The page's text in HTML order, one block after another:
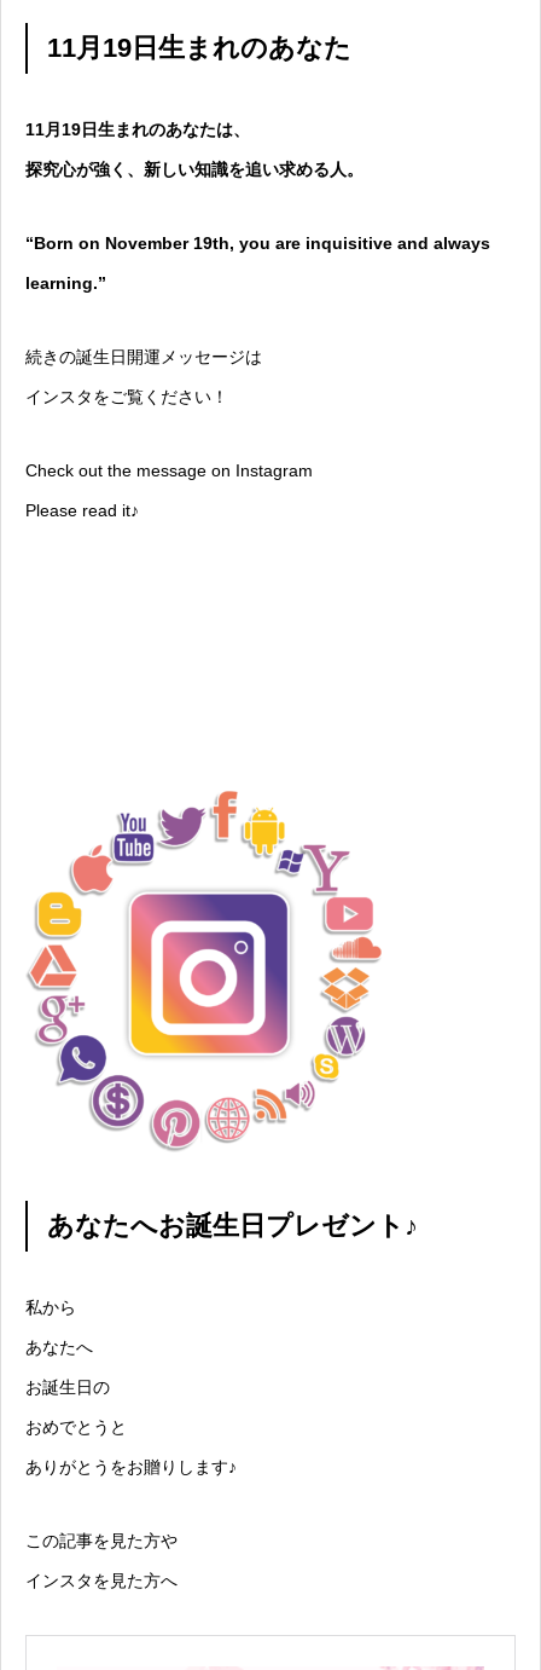
11月19日生まれのあなた
11月19日生まれのあなたは、
探究心が強く、新しい知識を追い求める人。
“Born on November 19th, you are inquisitive and always
learning.”
続きの誕生日開運メッセージは
インスタをご覧ください！
Check out the message on Instagram
Please read it♪
あなたへお誕生日プレゼント♪
私から
あなたへ
お誕生日の
おめでとうと
ありがとうをお贈りします♪
この記事を見た方や
インスタを見た方へ